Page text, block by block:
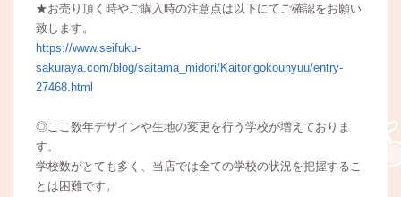
★お売り頂く時やご購入時の注意点は以下にてご確認をお願い
致します。
https://www.seifuku-
sakuraya.com/blog/saitama_midori/Kaitorigokounyuu/entry-
27468.html
◎ここ数年デザインや生地の変更を行う学校が増えておりま
す。
学校数がとても多く、当店では全ての学校の状況を把握するこ
とは困難です。